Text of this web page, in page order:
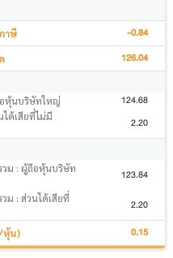
าษี -0.84
126.04
หุ้นบริษัทใหญ่ 124.68
ด้เสียที่ไม่มี
2.20
วม : ผู้ถือหุ้นบริษัท
123.84
ม : ส่วนได้เสียที่
2.20
หุ้น) 0.15